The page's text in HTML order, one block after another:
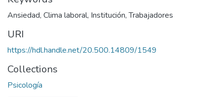
Ansiedad, Clima laboral, Institución,Trabajadores
URI
https://hdl.handle.net/20.500.14809/1549
Collections
Psicología